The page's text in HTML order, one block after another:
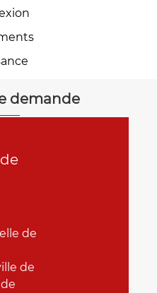
demande
de
de